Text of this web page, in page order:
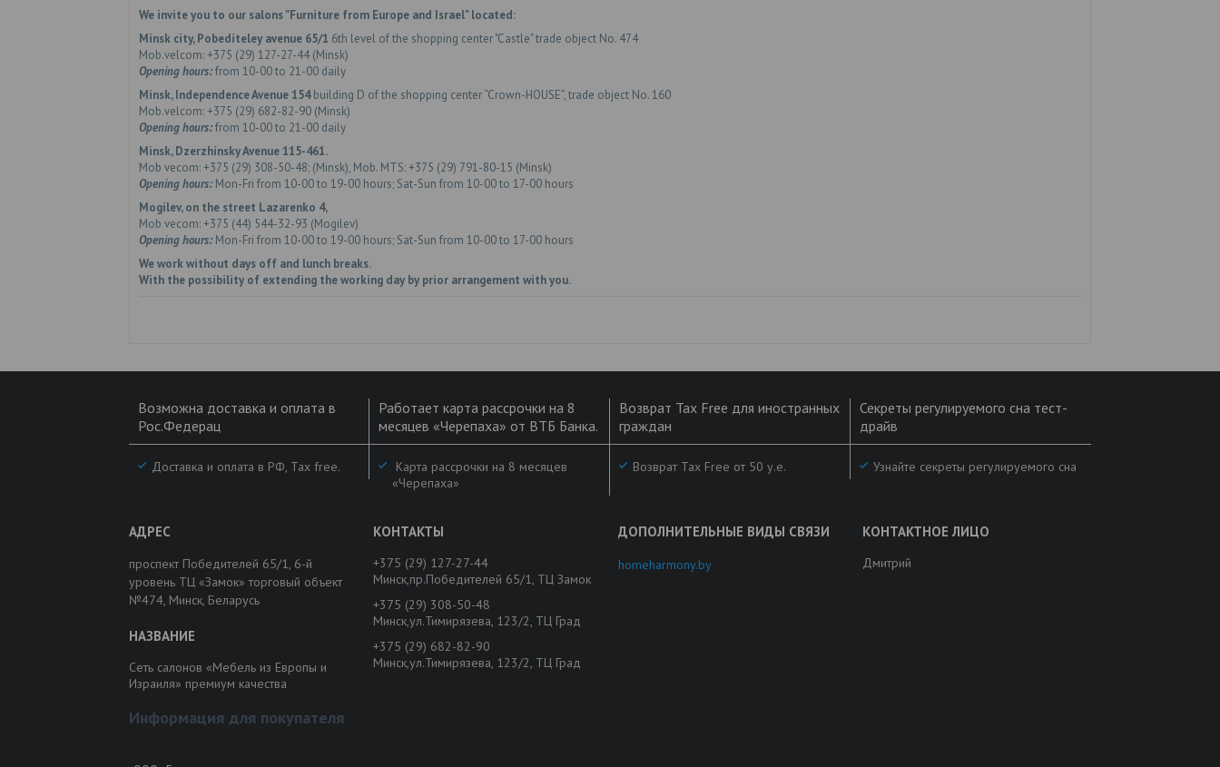
We invite you to our salons "Furniture from Europe and Israel" located:
Minsk city, Pobediteley avenue 65/1 6th level of the shopping center "Castle" trade object No. 474
Mob.velcom: +375 (29) 127-27-44 (Minsk)
Opening hours:from 10-00 to 21-00 daily
Minsk, Independence Avenue 154building D of the shopping center “Crown-HOUSE”, trade object No. 160
Mob.velcom: +375 (29) 682-82-90 (Minsk)
Opening hours:from 10-00 to 21-00 daily
Minsk, Dzerzhinsky Avenue 115-461.
Mob vecom: +375 (29) 308-50-48; (Minsk), Mob. MTS: +375 (29) 791-80-15 (Minsk)
Opening hours: Mon-Fri from 10-00 to 19-00 hours; Sat-Sun from 10-00 to 17-00 hours
Mogilev, on the street Lazarenko 4,
Mob vecom: +375 (44) 544-32-93 (Mogilev)
Opening hours: Mon-Fri from 10-00 to 19-00 hours; Sat-Sun from 10-00 to 17-00 hours
We work without days off and lunch breaks.
With the possibility of extending the working day by prior arrangement with you.
Возможна доставка и оплата в
Рос.Федерац
Доставка и оплата в РФ, Tax free.
Работает карта рассрочки на 8
месяцев «Черепаха» от ВТБ Банка.
Карта рассрочки на 8 месяцев
«Черепаха»
Возврат Tax Free для иностранных
граждан
Возврат Tax Free от 50 у.е.
Секреты регулируемого сна тест-
драйв
Узнайте секреты регулируемого сна
проспект Победителей 65/1, 6-й
уровень ТЦ «Замок» торговый объект
№474, Минск, Беларусь
Сеть салонов «Мебель из Европы и
Израиля» премиум качества
+375 (29) 127-27-44
Минск,пр.Победителей 65/1, ТЦ Замок
+375 (29) 308-50-48
Минск,ул.Тимирязева, 123/2, ТЦ Град
+375 (29) 682-82-90
Минск,ул.Тимирязева, 123/2, ТЦ Град
homeharmony.by Дмитрий
Информация для покупателя